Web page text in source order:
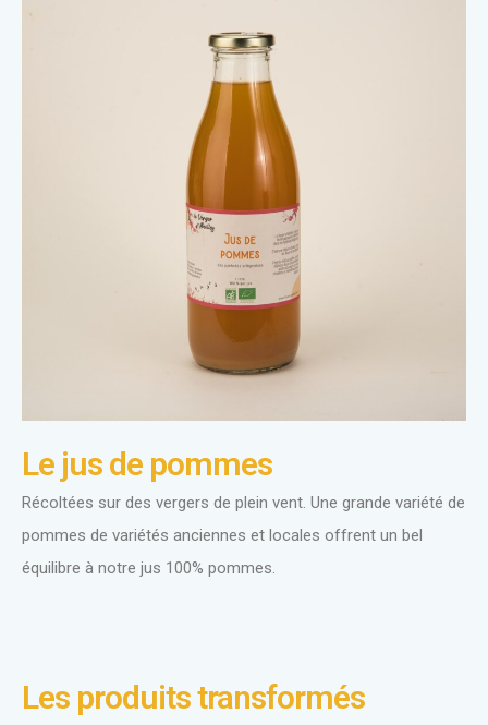
Le jus de pommes
Récoltées sur des vergers de plein vent. Une grande variété de
pommes de variétés anciennes et locales offrent un bel
équilibre à notre jus 100% pommes.
Les produits transformés